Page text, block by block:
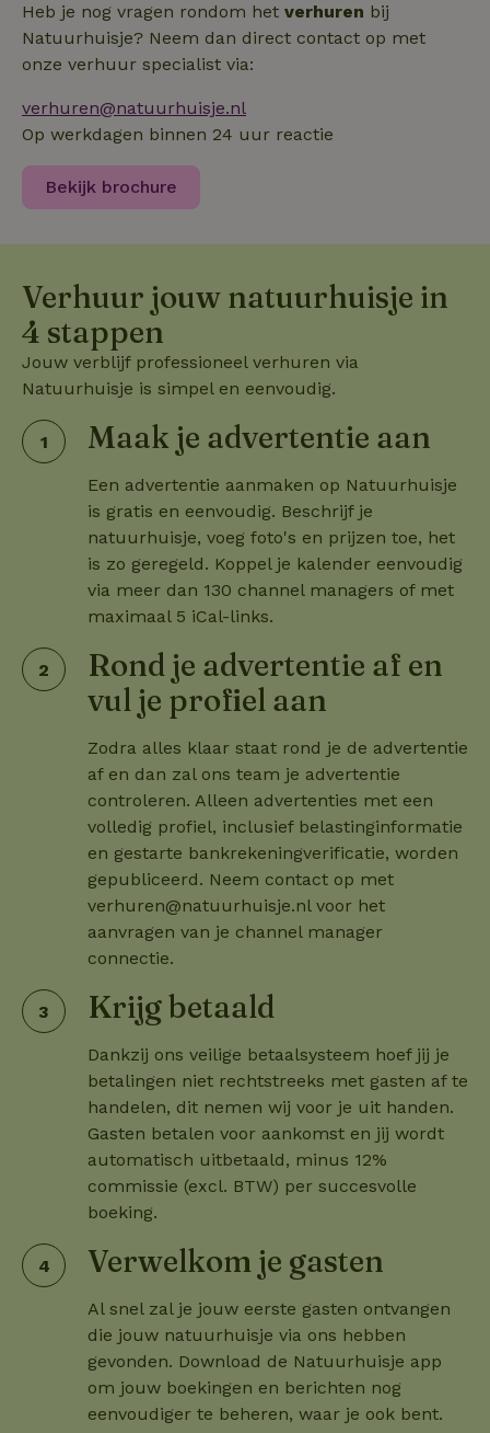
Heb je nog vragen rondom het verhuren bij
Natuurhuisje? Neem dan direct contact op met
onze verhuur specialist via:
verhuren@natuurhuisje.nl
Op werkdagen binnen 24 uur reactie
Bekijk brochure
Verhuur jouw natuurhuisje in
4 stappen
Jouw verblijf professioneel verhuren via
Natuurhuisje is simpel en eenvoudig.
Maak je advertentie aan
Een advertentie aanmaken op Natuurhuisje
is gratis en eenvoudig. Beschrijf je
natuurhuisje, voeg foto's en prijzen toe, het
is zo geregeld. Koppel je kalender eenvoudig
via meer dan 130 channel managers of met
maximaal 5 iCal-links.
Rond je advertentie af en
vul je profiel aan
Zodra alles klaar staat rond je de advertentie
af en dan zal ons team je advertentie
controleren. Alleen advertenties met een
volledig profiel, inclusief belastinginformatie
en gestarte bankrekeningverificatie, worden
gepubliceerd. Neem contact op met
verhuren@natuurhuisje.nlvoor het
aanvragen van je channel manager
connectie.
Krijg betaald
Dankzij ons veilige betaalsysteem hoef jij je
betalingen niet rechtstreeks met gasten af te
handelen, dit nemen wij voor je uit handen.
Gasten betalen voor aankomst en jij wordt
automatisch uitbetaald, minus 12%
commissie (excl. BTW) per succesvolle
boeking.
Verwelkom je gasten
Al snel zal je jouw eerste gasten ontvangen
die jouw natuurhuisje via ons hebben
gevonden. Download de Natuurhuisje app
om jouw boekingen en berichten nog
eenvoudiger te beheren, waar je ook bent.